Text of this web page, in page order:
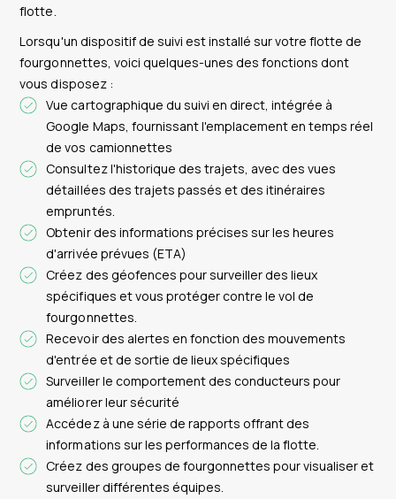
flotte.
Lorsqu'un dispositif de suivi est installé sur votre flotte de
fourgonnettes, voici quelques-unes des fonctions dont
vous disposez :
Vue cartographique du suivi en direct, intégrée à
Google Maps, fournissant l'emplacement en temps réel
de vos camionnettes
Consultez l'historique des trajets, avec des vues
détaillées des trajets passés et des itinéraires
empruntés.
Obtenir des informations précises sur les heures
d'arrivée prévues (ETA)
Créez des géofences pour surveiller des lieux
spécifiques et vous protéger contre le vol de
fourgonnettes.
Recevoir des alertes en fonction des mouvements
d'entrée et de sortie de lieux spécifiques
Surveiller le comportement des conducteurs pour
améliorer leur sécurité
Accédez à une série de rapports offrant des
informations sur les performances de la flotte.
Créez des groupes de fourgonnettes pour visualiser et
surveiller différentes équipes.